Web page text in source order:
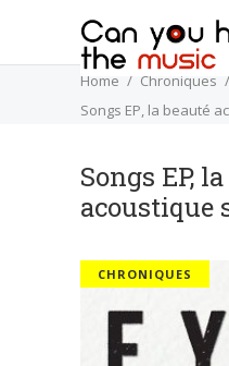
Home
Chroniques
Songs EP, la beauté
Songs EP,
acoustique
CHRONIQUES